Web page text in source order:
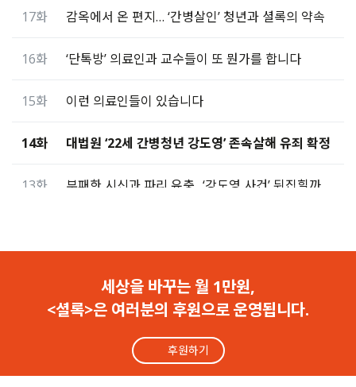
17화 감옥에서 온 편지… ‘간병살인’ 청년과 셜록의 약속
16화 ‘단톡방’ 의료인과 교수들이 또 뭔가를 합니다
15화 이런 의료인들이 있습니다
14화 대법원 ‘22세 간병청년 강도영’ 존속살해 유죄 확정
13화 부패한 시신과 파리 유충.. ‘강도영 사건’ 뒤집힐까
세상을 바꾸는 월 1만원,
<셜록>은 여러분의 후원으로 운영됩니다.
후원하기